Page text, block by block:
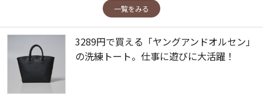
一覧をみる
3289円で買える「ヤングアンドオルセン」
の洗練トート。仕事に遊びに大活躍！